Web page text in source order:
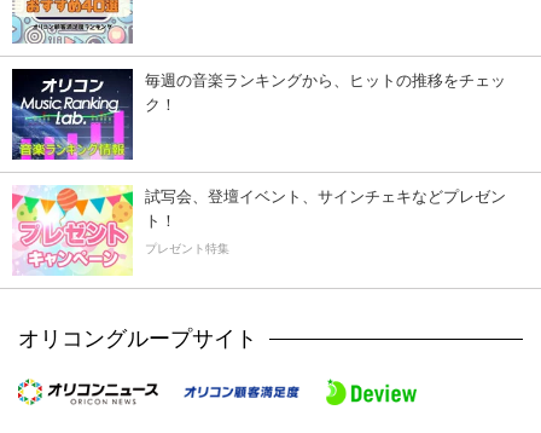
毎週の音楽ランキングから、ヒットの推移をチェッ
ク！
試写会、登壇イベント、サインチェキなどプレゼン
ト！
プレゼント特集
オリコングループサイト